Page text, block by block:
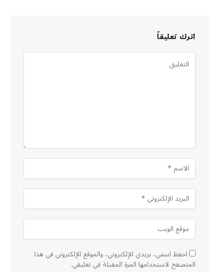
اترك تعليقاً
احفظ اسمي، بريدي الإلكتروني، والموقع الإلكتروني في هذا
المتصفح لاستخدامها المرة المقبلة في تعليقي.